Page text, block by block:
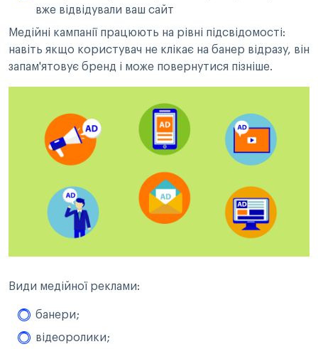
вже відвідували ваш сайт
Медійні кампанії працюють на рівні підсвідомості:
навіть якщо користувач не клікає на банер відразу, він
запам'ятовує бренд і може повернутися пізніше.
Види медійної реклами:
банери;
відеоролики;